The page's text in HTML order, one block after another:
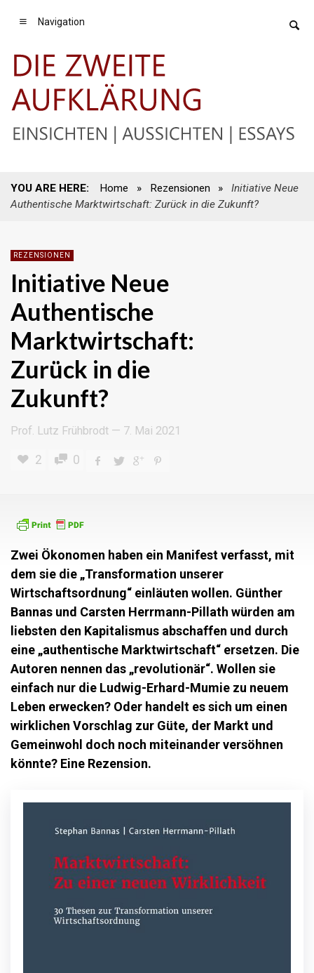
Navigation
YOU ARE HERE: Home » Rezensionen »
Initiative Neue
Authentische Marktwirtschaft: Zurück in die Zukunft?
REZENSIONEN
Initiative Neue
Authentische
Marktwirtschaft:
Zurück in die
Zukunft?
Prof. Lutz Frühbrodt — 7. Mai 2021
2 0
Zwei Ökonomen haben ein Manifest verfasst, mit
dem sie die „Transformation unserer
Wirtschaftsordnung“ einläuten wollen. Günther
Bannas und Carsten Herrmann-Pillath würden am
liebsten den Kapitalismus abschaffen und durch
eine „authentische Marktwirtschaft“ ersetzen. Die
Autoren nennen das „revolutionär“. Wollen sie
einfach nur die Ludwig-Erhard-Mumie zu neuem
Leben erwecken? Oder handelt es sich um einen
wirklichen Vorschlag zur Güte, der Markt und
Gemeinwohl doch noch miteinander versöhnen
könnte? Eine Rezension.